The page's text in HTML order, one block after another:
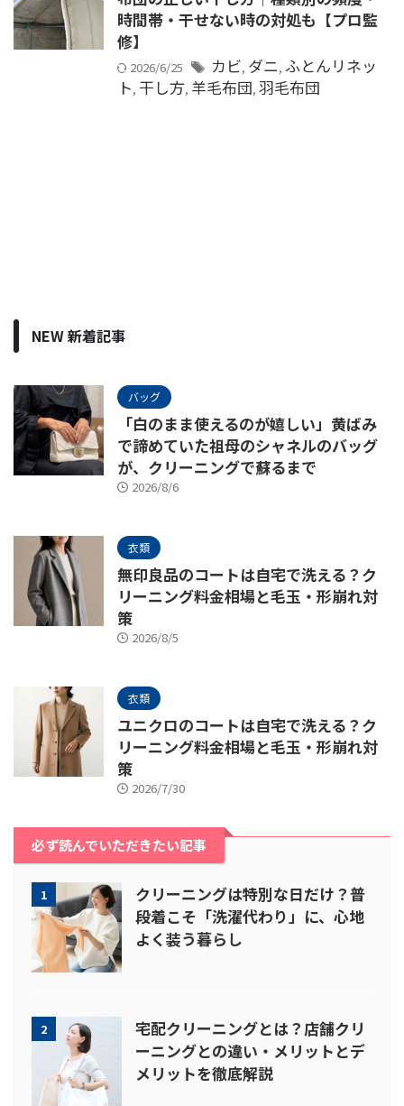
時間帯・干せない時の対処も【プロ監
修】
2026/6/25 カビ, ダニ, ふとんリネッ
ト, 干し方, 羊毛布団, 羽毛布団
NEW 新着記事
バッグ
「白のまま使えるのが嬉しい」黄ばみ
で諦めていた祖母のシャネルのバッグ
が、クリーニングで蘇るまで
2026/8/6
衣類
無印良品のコートは自宅で洗える？ク
リーニング料金相場と毛玉・形崩れ対
策
2026/8/5
衣類
ユニクロのコートは自宅で洗える？ク
リーニング料金相場と毛玉・形崩れ対
策
2026/7/30
必ず読んでいただきたい記事
1
クリーニングは特別な日だけ？普
段着こそ「洗濯代わり」に、心地
よく装う暮らし
2
宅配クリーニングとは？店舗クリ
ーニングとの違い・メリットとデ
メリットを徹底解説